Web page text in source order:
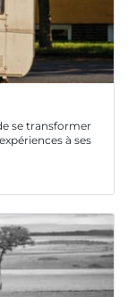
se transformer
à ses